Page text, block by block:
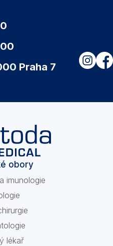
Praha 7
obory
imunologie
lékař